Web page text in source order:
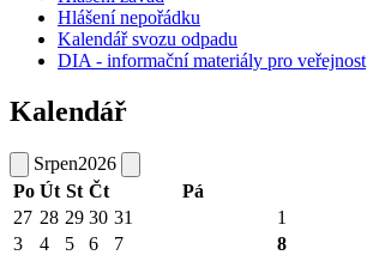
Hlášení nepořádku
Kalendář svozu odpadu
DIA - informační materiály pro veřejnost
Kalendář
Srpen2026
Po Út St Čt Pá
27 28 29 30 31 1
3
4 5 6 7 8